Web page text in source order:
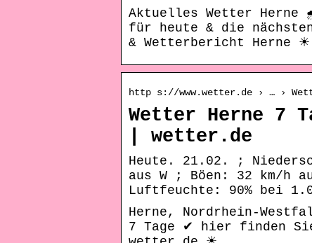
Aktuelles Wetter Herne
für heute & die
& Wetterbericht Herne ☀
http s://www.wetter.de › … ›
Wetter Herne 7
| wetter.de
Heute. 21.02. ;
aus W ; Böen: 32 km/h
Luftfeuchte: 90% bei
Herne, Nordrhein-
7 Tage ✔ hier finden